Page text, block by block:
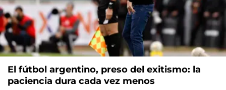
El fútbol argentino, preso del exitismo: la
paciencia dura cada vez menos